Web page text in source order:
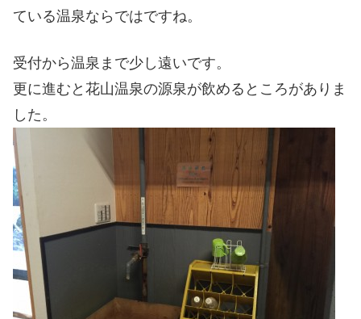
ている温泉ならではですね。
受付から温泉まで少し遠いです。
更に進むと花山温泉の源泉が飲めるところがありま
した。